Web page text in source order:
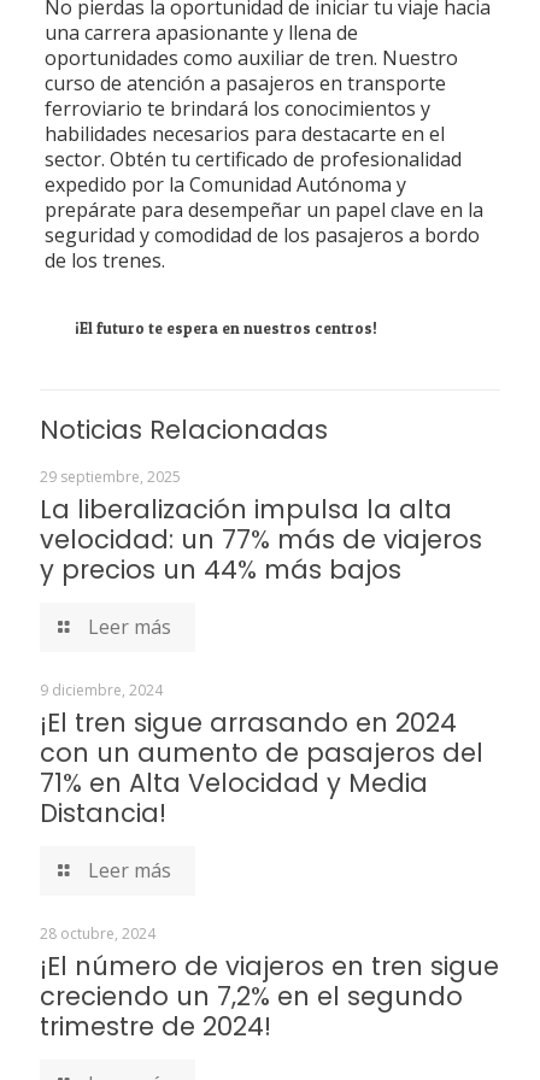
No pierdas la oportunidad de iniciar tu viaje hacia
una carrera apasionante y llena de
oportunidades como auxiliar de tren. Nuestro
curso de atención a pasajeros en transporte
ferroviario te brindará los conocimientos y
habilidades necesarios para destacarte en el
sector. Obtén tu certificado de profesionalidad
expedido por la Comunidad Autónoma y
prepárate para desempeñar un papel clave en la
seguridad y comodidad de los pasajeros a bordo
de los trenes.
¡El futuro te espera en nuestros centros!
Noticias Relacionadas
29 septiembre, 2025
La liberalización impulsa la alta
velocidad: un 77% más de viajeros
y precios un 44% más bajos
Leer más
9 diciembre, 2024
¡El tren sigue arrasando en 2024
con un aumento de pasajeros del
71% en Alta Velocidad y Media
Distancia!
Leer más
28 octubre, 2024
¡El número de viajeros en tren sigue
creciendo un 7,2% en el segundo
trimestre de 2024!